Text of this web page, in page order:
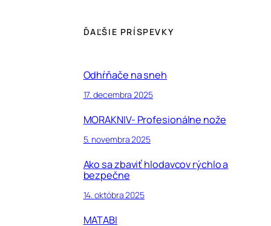
ĎAĽŠIE PRÍSPEVKY
Odhŕňače na sneh
17. decembra 2025
MORAKNIV- Profesionálne nože
5. novembra 2025
Ako sa zbaviť hlodavcov rýchlo a
bezpečne
14. októbra 2025
MATABI